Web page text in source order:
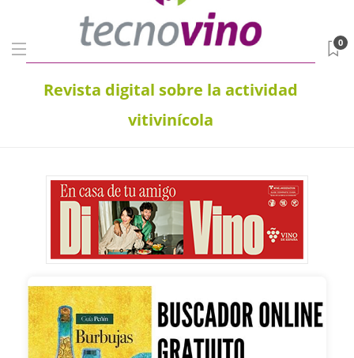
Revista digital sobre la actividad
vitivinícola
0